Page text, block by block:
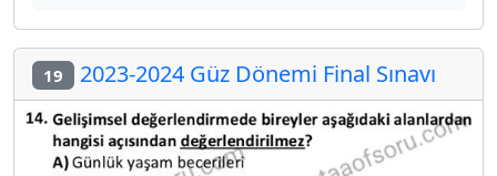
19 2023-2024 Güz Dönemi Final Sınavı